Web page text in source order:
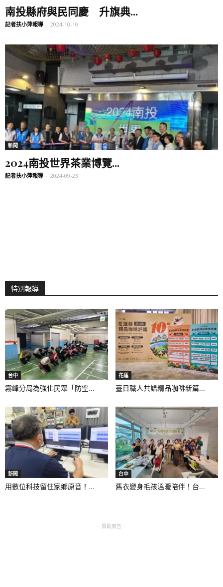
南投縣府與民同慶 升旗典...
記者扶小萍報導 - 2024-10-10
新聞
2024南投世界茶業博覽...
記者扶小萍報導 - 2024-09-23
特別報導
台中
霧峰分局為強化民眾「防空...
花蓮
臺日職人共譜精品咖啡新篇...
新聞
用數位科技留住家鄉原音！...
台中
舊衣變身毛孩溫暖陪伴！台...
- 贊助廣告 -